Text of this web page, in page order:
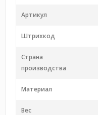
Артикул
Штрихкод
Страна
производства
Материал
Вес